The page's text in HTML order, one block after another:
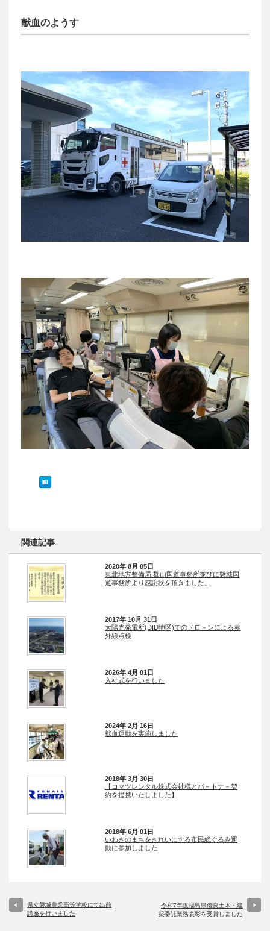
献血のようす
関連記事
2020年 8月 05日
東北地方整備局 郡山国道事務所並びに磐城国
道事務所より感謝状を頂きました。
2017年 10月 31日
太陽光発電所(DID地区)でのドロ－ンによる赤
外線点検
2026年 4月 01日
入社式を行いました
2024年 2月 16日
献血運動を実施しました
2018年 3月 30日
【コマツレンタル株式会社様とパ－トナ－契
約を提携いたしました】
2018年 6月 01日
いわきのまちをきれいにする市民総ぐるみ運
動に参加しました
県立磐城農業高等学校にて出前
講座を行いました
令和7年度福島県優良土木・建
築委託業務表彰を受賞しました